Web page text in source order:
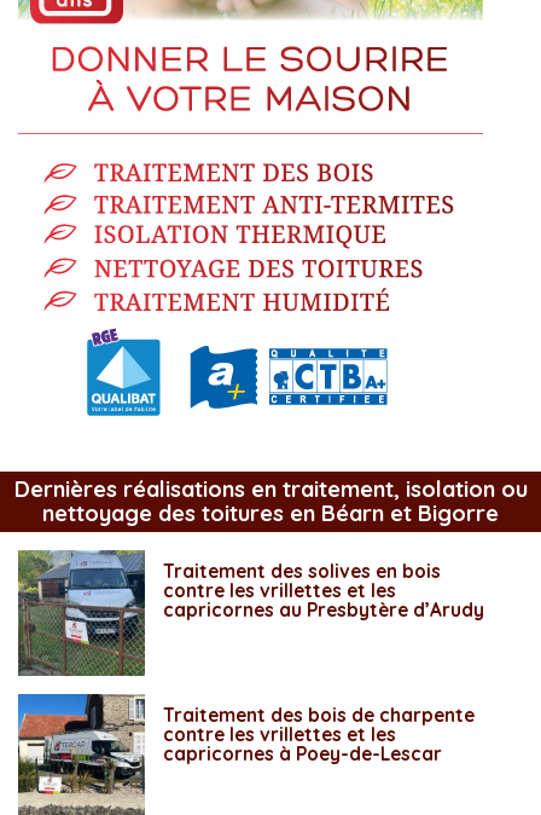
Dernières réalisations en traitement, isolation ou
nettoyage des toitures en Béarn et Bigorre
Traitement des solives en bois
contre les vrillettes et les
capricornes au Presbytère d’Arudy
Traitement des bois de charpente
contre les vrillettes et les
capricornes à Poey-de-Lescar